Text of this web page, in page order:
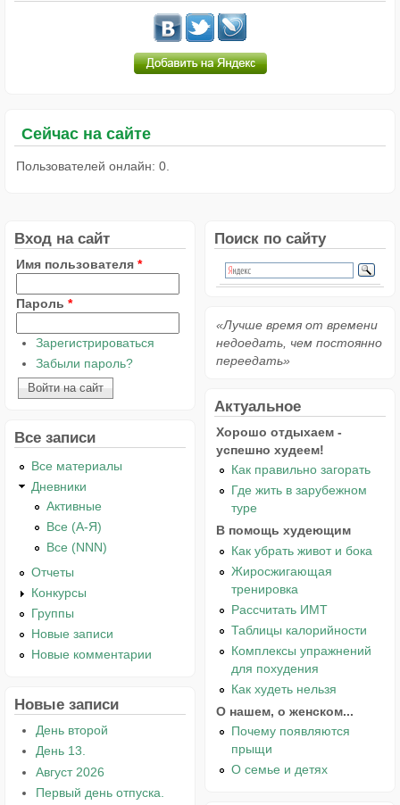
Сейчас на сайте
Пользователей онлайн: 0.
Вход на сайт
Имя пользователя *
Пароль *
Зарегистрироваться
Забыли пароль?
Все записи
Все материалы
Дневники
Активные
Все (А-Я)
Все (NNN)
Отчеты
Конкурсы
Группы
Новые записи
Новые комментарии
Новые записи
День второй
День 13.
Август 2026
Первый день отпуска.
Поиск по сайту
«Лучше время от времени
недоедать, чем постоянно
переедать»
Актуальное
Хорошо отдыхаем -
успешно худеем!
Как правильно загорать
Где жить в зарубежном
туре
В помощь худеющим
Как убрать живот и бока
Жиросжигающая
тренировка
Рассчитать ИМТ
Таблицы калорийности
Комплексы упражнений
для похудения
Как худеть нельзя
О нашем, о женском...
Почему появляются
прыщи
О семье и детях